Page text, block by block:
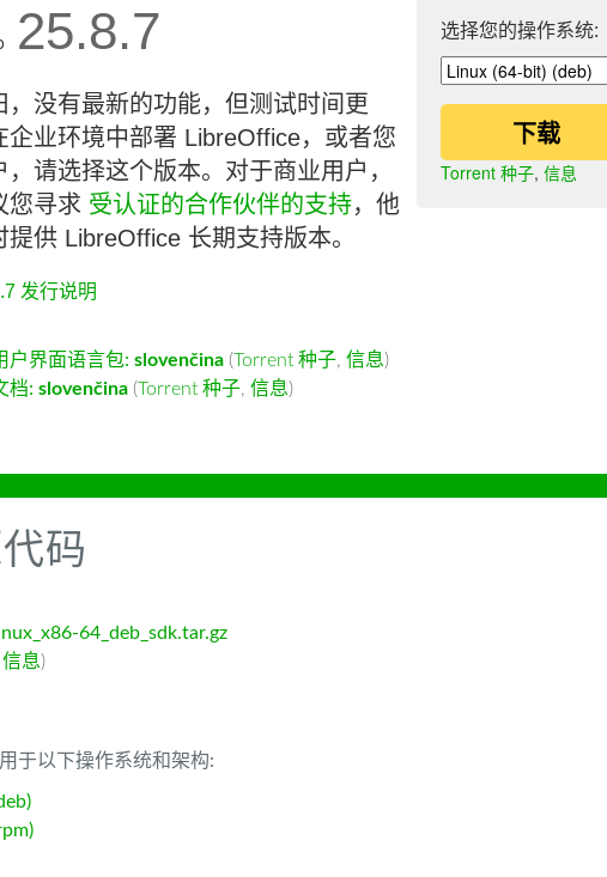
选择您的操作系统:
下载
Torrent 种子, 信息
25.8.7
，没有最新的功能，但测试时间更
企业环境中部署 LibreOffice，或者您
请选择这个版本。对于商业用户，
您寻求 受认证的合作伙伴的支持，他
供 LibreOffice 长期支持版本。
发行说明
户界面语言包: slovenčina (Torrent 种子, 信息)
档: slovenčina (Torrent 种子, 信息)
码
64_deb_sdk.tar.gz
信息)
于以下操作系统和架构: